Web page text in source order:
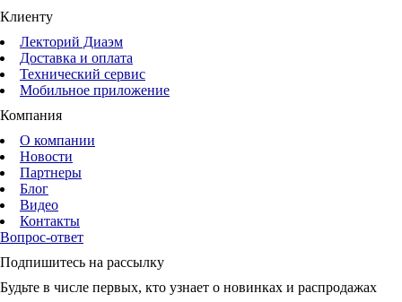
Клиенту
Лекторий Диаэм
Доставка и оплата
Технический сервис
Мобильное приложение
Компания
О компании
Новости
Партнеры
Блог
Видео
Контакты
Вопрос-ответ
Подпишитесь на рассылку
Будьте в числе первых, кто узнает о новинках и распродажах